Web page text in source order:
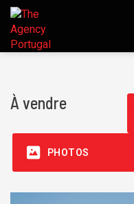
À vendre
PHOTOS